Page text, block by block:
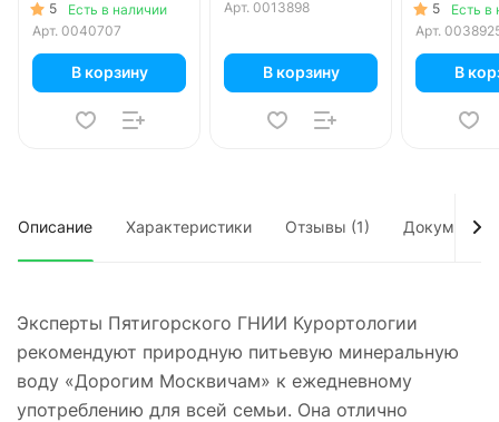
5
Есть в наличии
Арт. 0040707
В корзину
Арт. 0013898
В корзину
5
Есть в
Арт.
В
Описание Характеристики Отзывы (1) Документы
Эксперты Пятигорского ГНИИ Курортологии
рекомендуют природную питьевую минеральную
воду «Дорогим Москвичам» к ежедневному
употреблению для всей семьи. Она отлично